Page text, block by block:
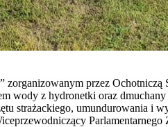
przez
wody z hydronetki oraz
strażackiego, umundurowania i